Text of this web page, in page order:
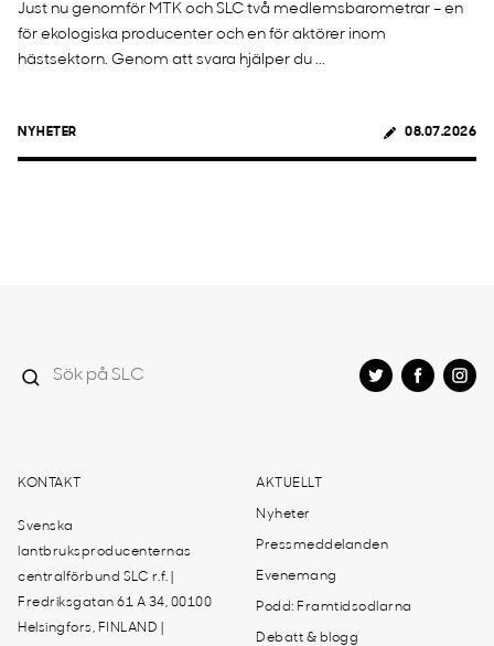
Just nu genomför MTK och SLC två medlemsbarometrar – en
för ekologiska producenter och en för aktörer inom
hästsektorn. Genom att svara hjälper du ...
NYHETER 08.07.2026
KONTAKT
Svenska
lantbruksproducenternas
centralförbund SLC r.f. |
Fredriksgatan 61 A 34, 00100
Helsingfors, FINLAND |
AKTUELLT
Nyheter
Pressmeddelanden
Evenemang
Podd: Framtidsodlarna
Debatt & blogg